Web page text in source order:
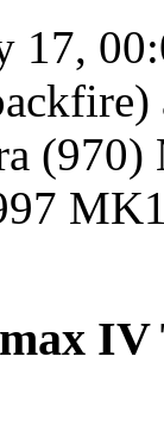
17,
IV